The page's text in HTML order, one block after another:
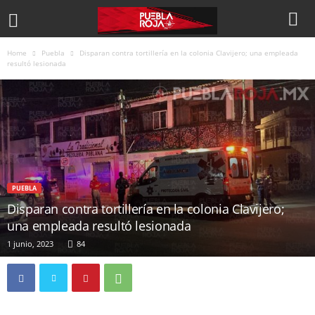
Home Puebla
Disparan contra tortillería en la colonia Clavijero; una empleada
resultó lesionada
PUEBLA
Disparan contra tortillería en la colonia Clavijero;
una empleada resultó lesionada
1 junio, 2023 84